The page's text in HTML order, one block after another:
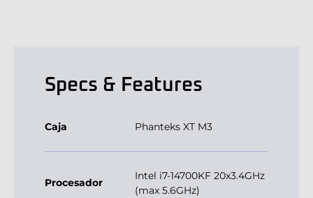
Specs & Features
Caja Phanteks XT M3
Procesador
Intel i7-14700KF 20x3.4GHz
(max 5.6GHz)